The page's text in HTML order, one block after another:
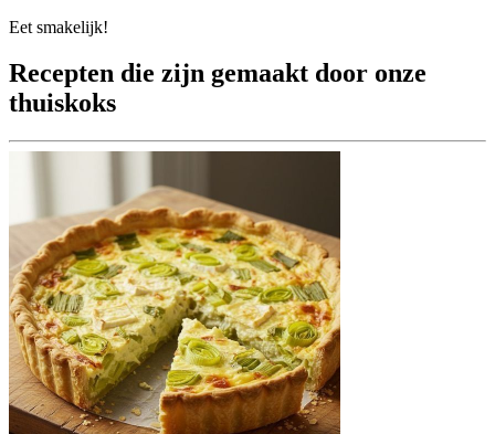
Eet smakelijk!
Recepten die zijn gemaakt door onze
thuiskoks